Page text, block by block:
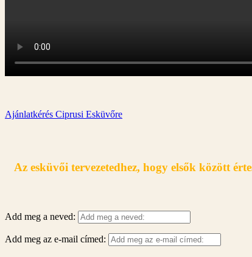
Ajánlatkérés Ciprusi Esküvőre
Az esküvői tervezetedhez, hogy elsők között
Add meg a neved:
Add meg az e-mail címed: